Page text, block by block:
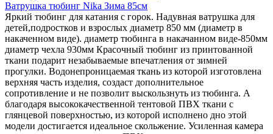
Ватрушка тюбинг Nika Зима 85см
Яркий тюбинг для катания с горок. Надувная ватрушка для
детей,подростков и взрослых диаметр 850 мм (диаметр в
накаченном виде). диаметр тюбинга в накачанном виде-850мм
диаметр чехла 930мм Красочный тюбинг из принтованной
ткани подарит незабываемые впечатления от зимней
прогулки. Водонепроницаемая ткань из которой изготовлена
верхняя часть изделия, создаст дополнительное
сопротивление и не позволит выскользнуть из тюбинга. А
благодаря высококачественной тентовой ПВХ ткани с
глянцевой поверхностью, из которой исполнено дно этой
модели достигается идеальное скольжение. Усиленная камера